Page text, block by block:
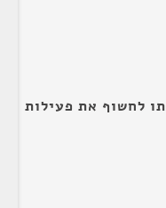
לחשוף את פעילות